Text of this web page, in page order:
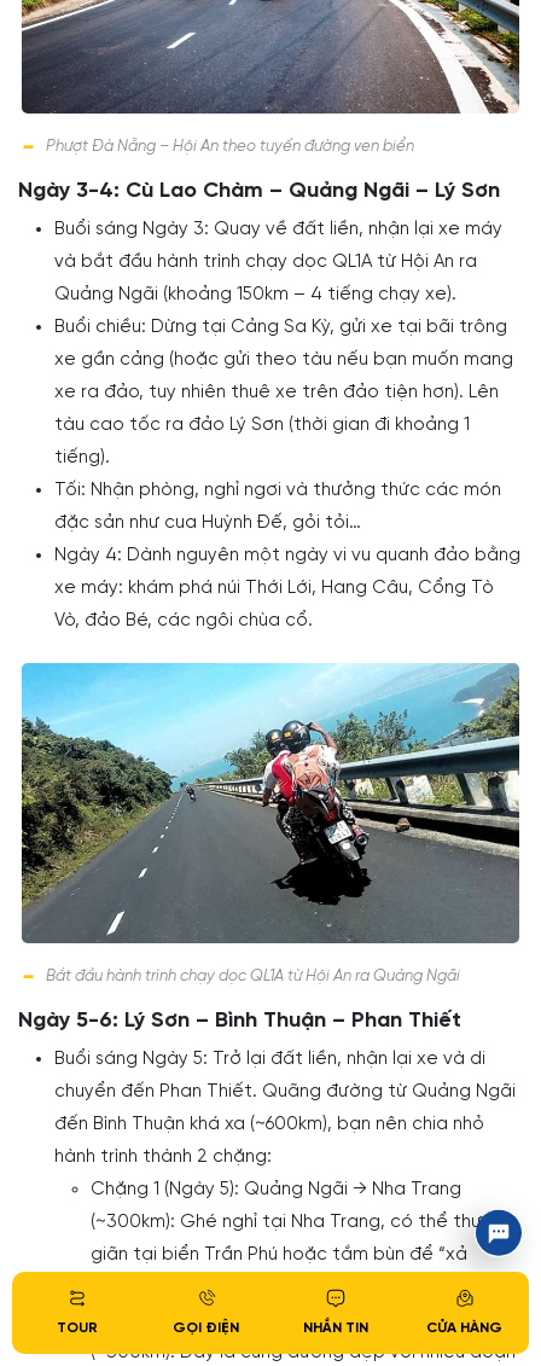
Phượt Đà Nẵng – Hội An theo tuyến đường ven biển
Ngày 3-4: Cù Lao Chàm – Quảng Ngãi – Lý Sơn
Buổi sáng Ngày 3: Quay về đất liền, nhận lại xe máy
và bắt đầu hành trình chạy dọc QL1A từ Hội An ra
Quảng Ngãi (khoảng 150km – 4 tiếng chạy xe).
Buổi chiều: Dừng tại Cảng Sa Kỳ, gửi xe tại bãi trông
xe gần cảng (hoặc gửi theo tàu nếu bạn muốn mang
xe ra đảo, tuy nhiên thuê xe trên đảo tiện hơn). Lên
tàu cao tốc ra đảo Lý Sơn (thời gian đi khoảng 1
tiếng).
Tối: Nhận phòng, nghỉ ngơi và thưởng thức các món
đặc sản như cua Huỳnh Đế, gỏi tỏi…
Ngày 4: Dành nguyên một ngày vi vu quanh đảo bằng
xe máy: khám phá núi Thới Lới, Hang Câu, Cổng Tò
Vò, đảo Bé, các ngôi chùa cổ.
Bắt đầu hành trình chạy dọc QL1A từ Hội An ra Quảng Ngãi
Ngày 5-6: Lý Sơn – Bình Thuận – Phan Thiết
Buổi sáng Ngày 5: Trở lại đất liền, nhận lại xe và di
chuyển đến Phan Thiết. Quãng đường từ Quảng Ngãi
đến Bình Thuận khá xa (~600km), bạn nên chia nhỏ
hành trình thành 2 chặng:
Chặng 1 (Ngày 5): Quảng Ngãi → Nha Trang
(~300km): Ghé nghỉ tại Nha Trang, có thể thư
giãn tại biển Trần Phú hoặc tắm bùn để “xả
stress” sau những giờ chạy xe dài.
Chặng 2 (Ngày 6): Nha Trang → Phan Thiết
(~300km): Đây là cung đường đẹp với nhiều đoạn
TOUR GỌI ĐIỆN NHẮN TIN CỬA HÀNG